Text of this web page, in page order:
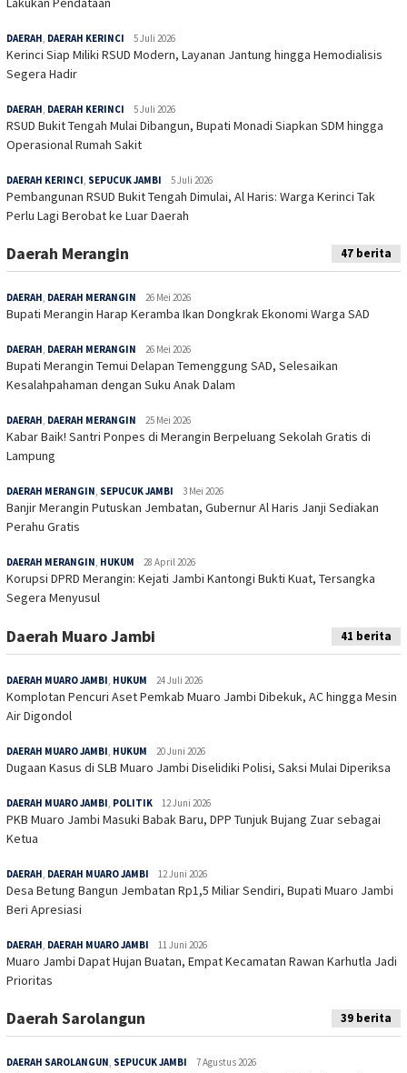
DAERAH DAERAH KERINCI 5 Juli 2026
Kerinci Siap Miliki RSUD Modern, Layanan Jantung hingga Hemodialisis
Segera Hadir
DAERAH DAERAH KERINCI 5 Juli 2026
RSUD Bukit Tengah Mulai Dibangun, Bupati Monadi Siapkan SDM hingga
Operasional Rumah Sakit
DAERAH KERINCI SEPUCUK JAMBI 5 Juli 2026
Pembangunan RSUD Bukit Tengah Dimulai, Al Haris: Warga Kerinci Tak
Perlu Lagi Berobat ke Luar Daerah
Daerah Merangin 47 berita
DAERAH, DAERAH MERANGIN 26 Mei 2026
Bupati Merangin Harap Keramba Ikan Dongkrak Ekonomi Warga SAD
DAERAH, DAERAH MERANGIN 26 Mei 2026
Bupati Merangin Temui Delapan Temenggung SAD, Selesaikan
Kesalahpahaman dengan Suku Anak Dalam
DAERAH, DAERAH MERANGIN 25 Mei 2026
Kabar Baik! Santri Ponpes di Merangin Berpeluang Sekolah Gratis di
Lampung
DAERAH MERANGIN, SEPUCUK JAMBI 3 Mei 2026
Banjir Merangin Putuskan Jembatan, Gubernur Al Haris Janji Sediakan
Perahu Gratis
DAERAH MERANGIN, HUKUM 28 April 2026
Korupsi DPRD Merangin: Kejati Jambi Kantongi Bukti Kuat, Tersangka
Segera Menyusul
Daerah Muaro Jambi 41 berita
DAERAH MUARO JAMBI HUKUM 24 Juli 2026
Komplotan Pencuri Aset Pemkab Muaro Jambi Dibekuk, AC hingga Mesin
Air Digondol
DAERAH MUARO JAMBI HUKUM 20 Juni 2026
Dugaan Kasus di SLB Muaro Jambi Diselidiki Polisi, Saksi Mulai Diperiksa
DAERAH MUARO JAMBI POLITIK 12 Juni 2026
PKB Muaro Jambi Masuki Babak Baru, DPP Tunjuk Bujang Zuar sebagai
Ketua
DAERAH DAERAH MUARO JAMBI 12 Juni 2026
Desa Betung Bangun Jembatan Rp1,5 Miliar Sendiri, Bupati Muaro Jambi
Beri Apresiasi
DAERAH DAERAH MUARO JAMBI 11 Juni 2026
Muaro Jambi Dapat Hujan Buatan, Empat Kecamatan Rawan Karhutla Jadi
Prioritas
Daerah Sarolangun 39 berita
DAERAH SAROLANGUN, SEPUCUK JAMBI 7 Agustus 2026